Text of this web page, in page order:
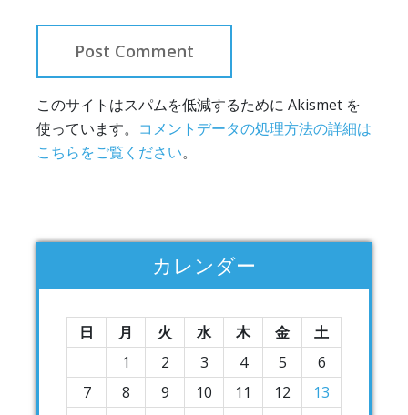
このサイトはスパムを低減するために Akismet を
使っています。 コメントデータの処理方法の詳細は
こちらをご覧ください。
カレンダー
日 月 火 水 木 金
土
1
2 3 4 5
6
7
8 9 10 11 12
13